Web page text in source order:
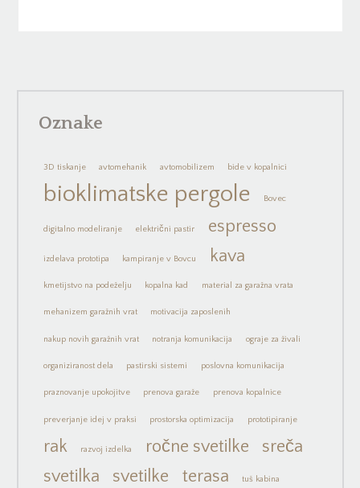
Oznake
3D tiskanje avtomehanik avtomobilizem bide v kopalnici
bioklimatske pergole Bovec
digitalno modeliranje električni pastir espresso
izdelava prototipa kampiranje v Bovcu kava
kmetijstvo na podeželju kopalna kad material za garažna vrata
mehanizem garažnih vrat motivacija zaposlenih
nakup novih garažnih vrat notranja komunikacija ograje za živali
organiziranost dela pastirski sistemi poslovna komunikacija
praznovanje upokojitve prenova garaže prenova kopalnice
preverjanje idej v praksi prostorska optimizacija prototipiranje
rak razvoj izdelka ročne svetilke
sreča
svetilka
svetilke terasa tuš kabina